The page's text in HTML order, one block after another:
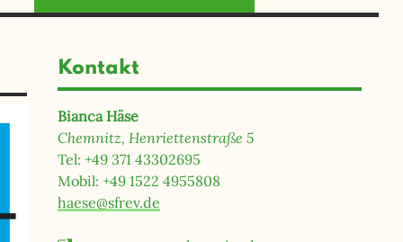
Kontakt
Bianca Häse
Chemnitz, Henriettenstraße 5
Tel: +49 371 43302695
Mobil: +49 1522 4955808
haese@sfrev.de